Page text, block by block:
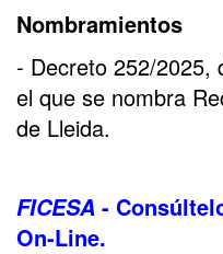
Nombramientos
- Decreto 252/2025,
el que se nombra
de Lleida.
FICESA -
On-Line.